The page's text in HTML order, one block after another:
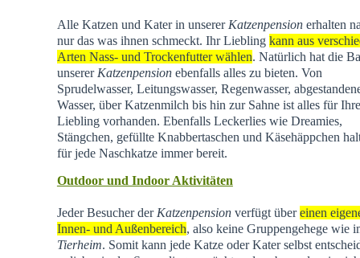
Alle Katzen und Kater in unserer Katzenpensionerhalten
nur das was ihnen schmeckt. Ihr Liebling kann aus
Arten Nass- und Trockenfutter wählen. Natürlich hat die
unserer Katzenpensionebenfalls alles zu bieten. Von
Sprudelwasser, Leitungswasser, Regenwasser,
Wasser, über Katzenmilch bis hin zur Sahne ist alles für
Liebling vorhanden. Ebenfalls Leckerlies wie Dreamies,
Stängchen, gefüllte Knabbertaschen und Käsehäppchen
für jede Naschkatze immer bereit.
Outdoor und Indoor Aktivitäten
Jeder Besucher der Katzenpensionverfügt übereinen
Innen- und Außenbereich, also keine Gruppengehege wie
Tierheim. Somit kann jede Katze oder Kater selbst